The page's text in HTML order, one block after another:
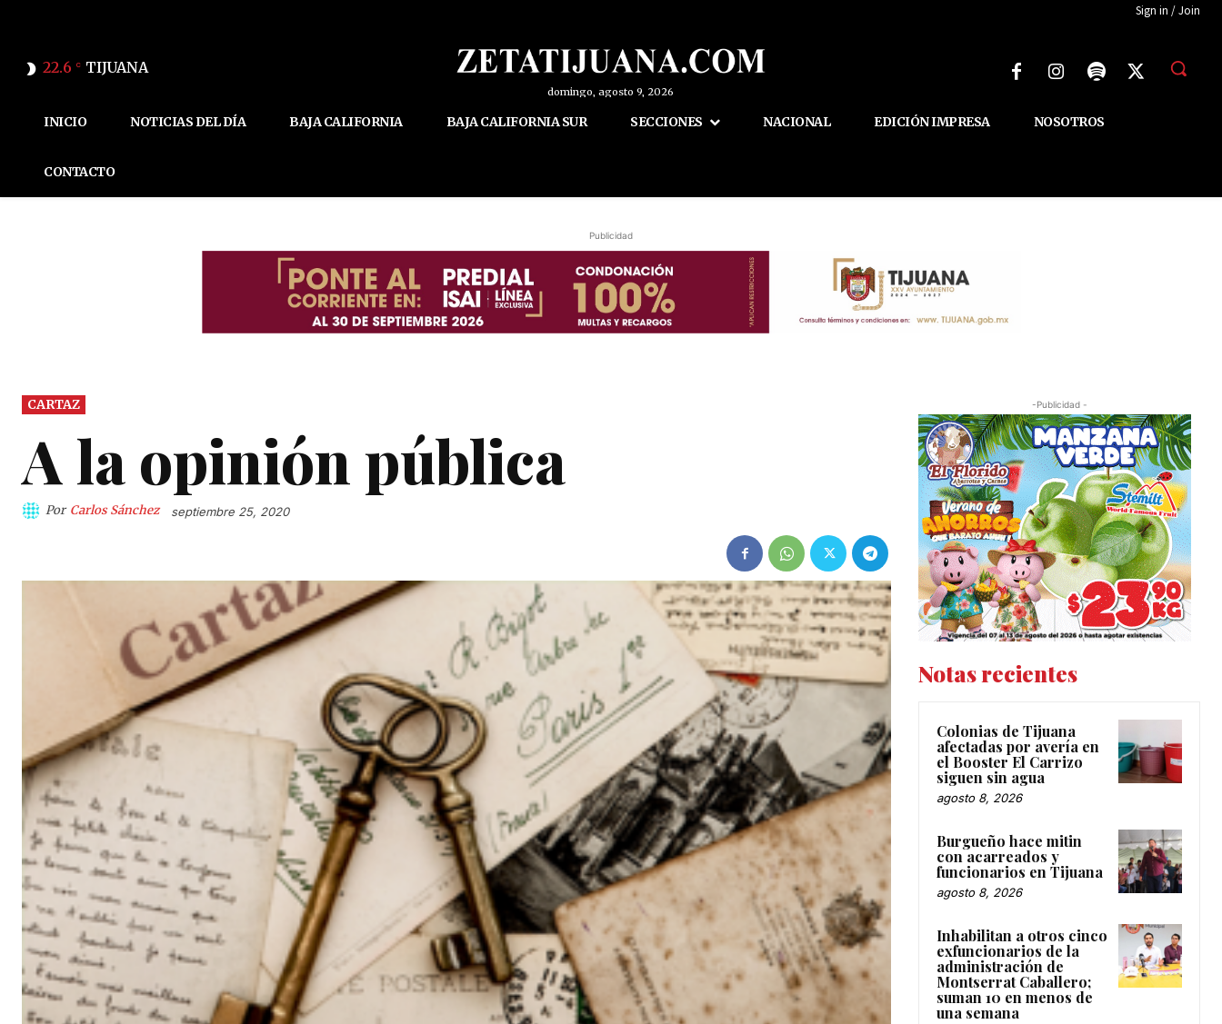
Sign in / Join
22.6 C TIJUANA
domingo, agosto 9, 2026
INICIO NOTICIAS DEL DÍA BAJA CALIFORNIA BAJA CALIFORNIA SUR SECCIONES NACIONAL EDICIÓN IMPRESA NOSOTROS
CONTACTO
Publicidad
CARTAZ
A la opinión pública
Por Carlos Sánchez septiembre 25, 2020
-Publicidad -
Notas recientes
Colonias de Tijuana
afectadas por avería en
el Booster El Carrizo
siguen sin agua
agosto 8, 2026
Burgueño hace mitin
con acarreados y
funcionarios en Tijuana
agosto 8, 2026
Inhabilitan a otros cinco
exfuncionarios de la
administración de
Montserrat Caballero;
suman 10 en menos de
una semana